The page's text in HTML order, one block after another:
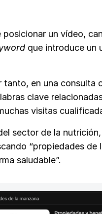
posicionar un vídeo,
que introduce un
tanto, en una consulta
clave
visitas
sector de la
“propiedades de
saludable”.